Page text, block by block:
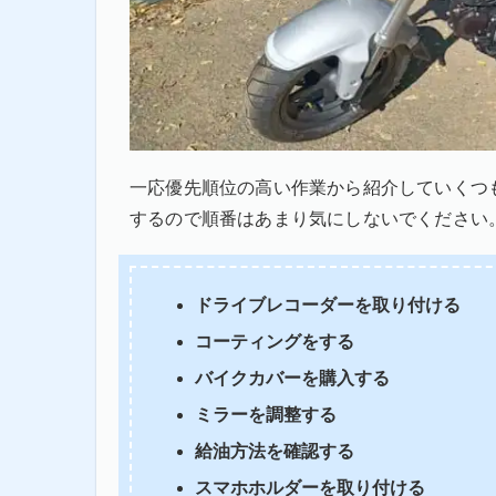
一応優先順位の高い作業から紹介していく
するので順番はあまり気にしないでください
ドライブレコーダーを取り付ける
コーティングをする
バイクカバーを購入する
ミラーを調整する
給油方法を確認する
スマホホルダーを取り付ける